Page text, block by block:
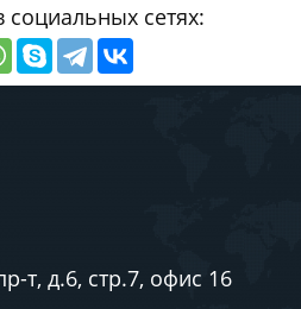
социальных сетях:
т, д.6, стр.7, офис 16